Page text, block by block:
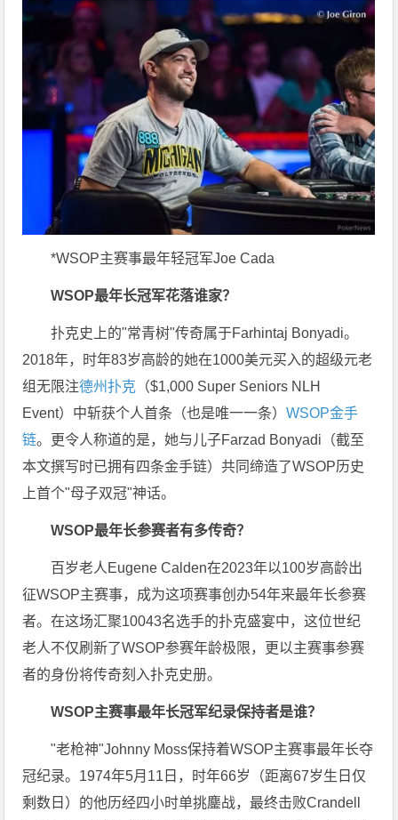
*WSOP主赛事最年轻冠军Joe Cada
WSOP最年长冠军花落谁家？
扑克史上的"常青树"传奇属于Farhintaj Bonyadi。
2018年，时年83岁高龄的她在1000美元买入的超级元老
组无限注德州扑克 （$1,000 Super Seniors NLH
Event）中斩获个人首条（也是唯一一条）WSOP金手
链。更令人称道的是，她与儿子Farzad Bonyadi（截至
本文撰写时已拥有四条金手链）共同缔造了WSOP历史
上首个"母子双冠"神话。
WSOP最年长参赛者有多传奇？
百岁老人Eugene Calden在2023年以100岁高龄出
征WSOP主赛事，成为这项赛事创办54年来最年长参赛
者。在这场汇聚10043名选手的扑克盛宴中，这位世纪
老人不仅刷新了WSOP参赛年龄极限，更以主赛事参赛
者的身份将传奇刻入扑克史册。
WSOP主赛事最年长冠军纪录保持者是谁？
"老枪神"Johnny Moss保持着WSOP主赛事最年长夺
冠纪录。1974年5月11日，时年66岁（距离67岁生日仅
剩数日）的他历经四小时单挑鏖战，最终击败Crandell